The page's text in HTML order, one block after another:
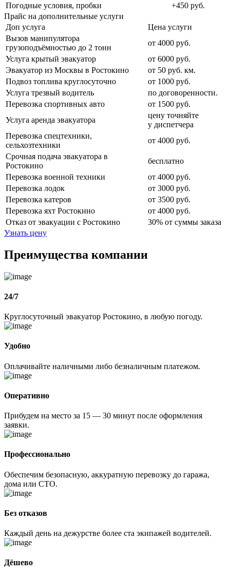
Погодные условия, пробки
+450 руб.
Прайс на дополнительные услуги
Доп услуга
Цена услуги
Вызов манипулятора
грузоподъёмностью до 2 тонн
от 4000 руб.
Услуга крытый эвакуатор
от 6000 руб.
Эвакуатор из Москвы в Ростокино
от 50 руб. км.
Подвоз топлива круглосуточно
от 1000 руб.
Услуга трезвый водитель
по договоренности.
Перевозка спортивных авто
от 1500 руб.
Услуга аренда эвакуатора
цену точняйте
у диспетчера
Перевозка спецтехники,
сельхозтехники
от 4000 руб.
Срочная подача эвакуатора в
Ростокино
бесплатно
Перевозка военной техники
от 4000 руб.
Перевозка лодок
от 3000 руб.
Перевозка катеров
от 3500 руб.
Перевозка яхт Ростокино
от 4000 руб.
Отказ от эвакуации с Ростокино
30% от суммы заказа
Узнать цену
Преимущества компании
24/7
Круглосуточный эвакуатор Ростокино, в любую погоду.
Удобно
Оплачивайте наличными либо безналичным платежом.
Оперативно
Прибудем на место за 15 — 30 минут после оформления
заявки.
Профессионально
Обеспечим безопасную, аккуратную перевозку до гаража,
дома или СТО.
Без отказов
Каждый день на дежурстве более ста экипажей водителей.
Дёшево